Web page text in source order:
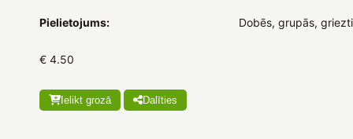
Pielietojums: Dobēs, grupās,
€ 4.50
Ielikt grozā Dalīties